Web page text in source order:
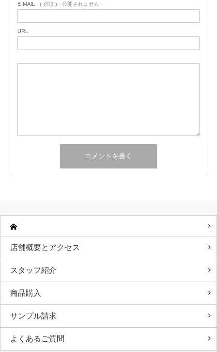
E-MAIL ( 必須 ) - 公開されません -
URL
店舗概要とアクセス
スタッフ紹介
商品購入
サンプル請求
よくあるご質問